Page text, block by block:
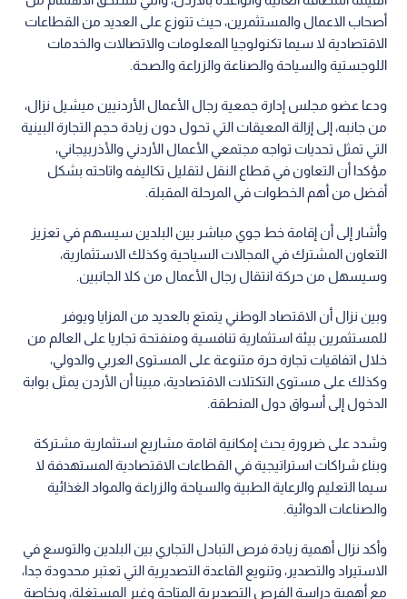
أصحاب الاعمال والمستثمرين، حيث تتوزع على العديد من القطاعات
الاقتصادية لا سيما تكنولوجيا المعلومات والاتصالات والخدمات
اللوجستية والسياحة والصناعة والزراعة والصحة.
ودعا عضو مجلس إدارة جمعية رجال الأعمال الأردنيين ميشيل نزال،
من جانبه، إلى إزالة المعيقات التي تحول دون زيادة حجم التجارة البينية
التي تمثل تحديات تواجه مجتمعي الأعمال الأردني والأذربيجاني،
مؤكدا أن التعاون في قطاع النقل لتقليل تكاليفه واتاحته بشكل
أفضل من أهم الخطوات في المرحلة المقبلة.
وأشار إلى أن إقامة خط جوي مباشر بين البلدين سيسهم في تعزيز
التعاون المشترك في المجالات السياحية وكذلك الاستثمارية،
وسيسهل من حركة انتقال رجال الأعمال من كلا الجانبين.
وبين نزال أن الاقتصاد الوطني يتمتع بالعديد من المزايا ويوفر
للمستثمرين بيئة استثمارية تنافسية ومنفتحة تجاريا على العالم من
خلال اتفاقيات تجارة حرة متنوعة على المستوى العربي والدولي،
وكذلك على مستوى التكتلات الاقتصادية، مبينا أن الأردن يمثل بوابة
الدخول إلى أسواق دول المنطقة.
وشدد على ضرورة بحث إمكانية اقامة مشاريع استثمارية مشتركة
وبناء شراكات استراتيجية في القطاعات الاقتصادية المستهدفة لا
سيما التعليم والرعاية الطبية والسياحة والزراعة والمواد الغذائية
والصناعات الدوائية.
وأكد نزال أهمية زيادة فرص التبادل التجاري بين البلدين والتوسع في
الاستيراد والتصدير، وتنويع القاعدة التصديرية التي تعتبر محدودة جدا،
مع أهمية دراسة الفرص التصديرية المتاحة وغير المستغلة، وبخاصة